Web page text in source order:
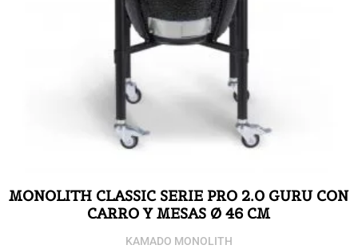
MONOLITH CLASSIC SERIE PRO 2.0 GURU CON
CARRO Y MESAS Ø 46 CM
KAMADO MONOLITH